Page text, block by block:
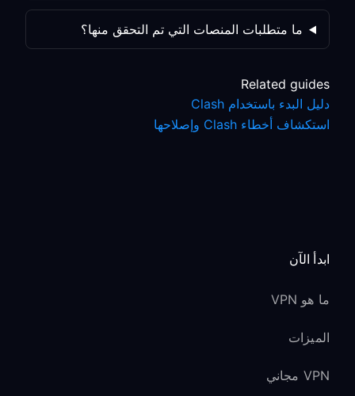
ما متطلبات المنصات التي تم التحقق منها؟
Related guides
دليل البدء باستخدام Clash
استكشاف أخطاء Clash وإصلاحها
ابدأ الآن
ما هو VPN
الميزات
VPN مجاني